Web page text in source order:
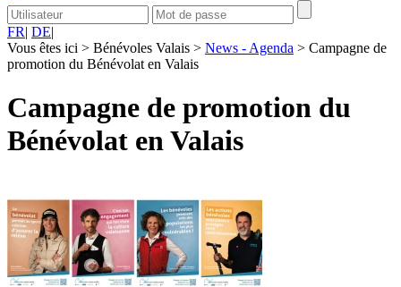
FR| DE|
Vous êtes ici > Bénévoles Valais > News - Agenda > Campagne de
promotion du Bénévolat en Valais
Campagne de promotion du
Bénévolat en Valais